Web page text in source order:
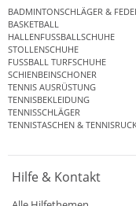
BADMINTONSCHLÄGER &
BASKETBALL
HALLENFUSSBALLSCHUHE
STOLLENSCHUHE
FUSSBALL TURFSCHUHE
SCHIENBEINSCHONER
TENNIS AUSRÜSTUNG
TENNISBEKLEIDUNG
TENNISSCHLÄGER
TENNISTASCHEN &
Hilfe & Kontakt